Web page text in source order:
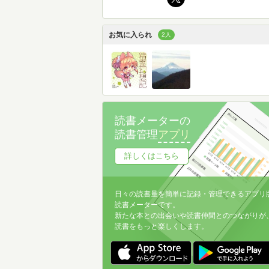
お気に入られ 2人
読書メーターの
読書管理アプリ
詳しくはこちら
日々の読書量を簡単に記録・管理できるアプリ
読書メーターです。
新たな本との出会いや読書仲間とのつながりが
読書をもっと楽しくします。